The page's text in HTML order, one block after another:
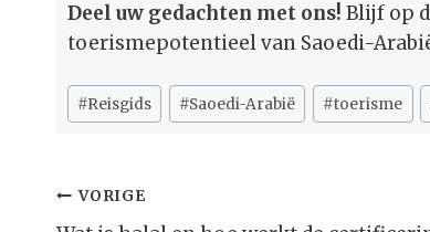
Deel uw gedachten met ons! Blijf op
toerismepotentieel van Saoedi-
Bericht
tags:
#Reisgids #Saoedi-Arabië #toerisme
Bericht
VORIGE